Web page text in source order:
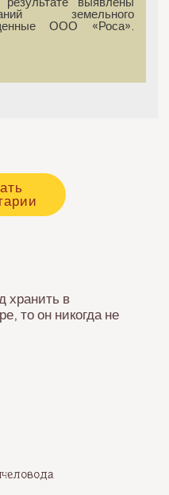
земельного
ООО «Роса».
хранить в
то он никогда не